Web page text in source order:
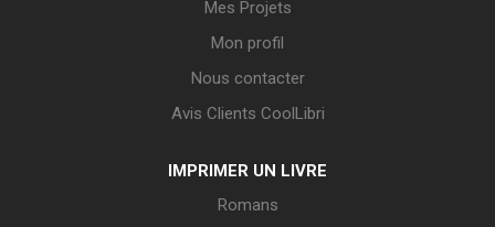
Mes Projets
Mon profil
Nous contacter
Avis Clients CoolLibri
IMPRIMER UN LIVRE
Romans